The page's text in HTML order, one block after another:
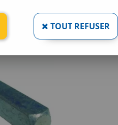
TOUT REFUSER